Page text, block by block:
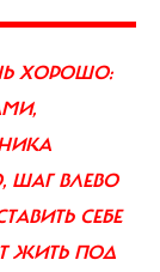
ХОРОШО:
ШАГ ВЛЕВО
СЕБЕ
ЖИТЬ ПОД